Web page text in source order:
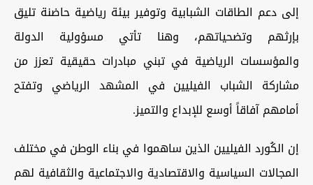
إلى دعم الطاقات الشبابية وتوفير بيئة رياضية حاضنة تليق
بإرثهم وتضحياتهم، وهنا تأتي مسؤولية الدولة
والمؤسسات الرياضية في تبني مبادرات حقيقية تعزز من
مشاركة الشباب الفيليين في المشهد الرياضي وتفتح
أمامهم آفاقاً أوسع للإبداع والتميز.
إن الكُورد الفيليين الذين ساهموا في بناء الوطن في مختلف
المجالات السياسية والاقتصادية والاجتماعية والثقافية لهم